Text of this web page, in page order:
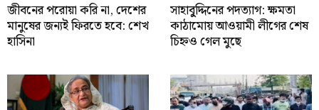
জীবনের পরোয়া করি না, দেশের
মানুষের জন্যই ফিরতে হবে: শেখ
হাসিনা
সাহাবু্দ্দিনের পদত্যাগ: ক্ষমতা
কাঠামোয় আওয়ামী লীগের শেষ
চিহ্নও গেল মুছে